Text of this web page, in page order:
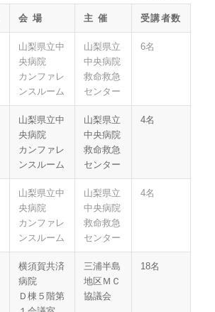
会 場 主 催 受講者数
山梨県立中
央病院
カンファレ
ンスルーム
山梨県立
中央病院
救命救急
センター
6名
山梨県立中
央病院
カンファレ
ンスルーム
山梨県立
中央病院
救命救急
センター
4名
山梨県立中
央病院
カンファレ
ンスルーム
山梨県立
中央病院
救命救急
センター
4名
横須賀共済
病院
Ｄ棟５階第
三浦半島
地区ＭＣ
協議会
18名